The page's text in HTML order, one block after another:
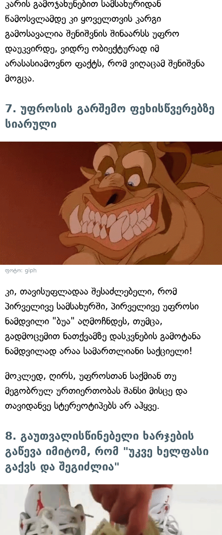
კარის გამოჯახუნებით სამსახურიდან
წამოსვლამდე კი ყოველთვის კარგი
გამოსავალია შენიშვნის შინაარსს უფრო
დაუკვირდე, ვიდრე ობიექტურად იმ
არასასიამოვნო ფაქტს, რომ ვიღაცამ შენიშვნა
მოგცა.
7. უფროსის გარშემო ფეხისწვერებზე
სიარული
ფოტო: giph
კი, თავისუფლადაა შესაძლებელი, რომ
პირველივე სამსახურში, პირველივე უფროსი
ნამდვილი "ბუა" აღმოჩნდეს, თუმცა,
გადმოცემით ნათქვამზე დასკვნების გამოტანა
ნამდვილად არაა სამართლიანი საქციელი!
მოკლედ, ღირს, უფროსთან საქმიან თუ
მეგობრულ ურთიერთობას შანსი მისცე და
თავიდანვე სტერეოტიპებს არ აჰყვე.
8. გაუთვალისწინებელი ხარჯების
გაწევა იმიტომ, რომ "უკვე ხელფასი
გაქვს და შეგიძლია"